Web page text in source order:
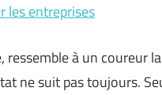
les entreprises
à un coureur
ne suit pas toujours.